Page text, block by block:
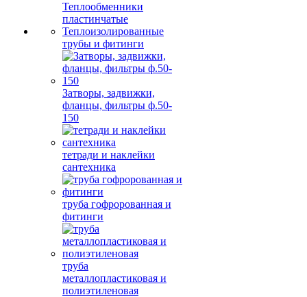
Теплообменники
пластинчатые
Теплоизолированные
трубы и фитинги
Затворы, задвижки,
фланцы, фильтры ф.50-
150
тетради и наклейки
сантехника
труба гофророванная и
фитинги
труба
металлопластиковая и
полиэтиленовая